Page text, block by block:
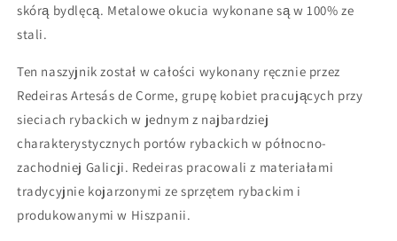
skórą bydlęcą. Metalowe okucia wykonane są w 100% ze
stali.
Ten naszyjnik został w całości wykonany ręcznie przez
Redeiras Artesás de Corme, grupę kobiet pracujących przy
sieciach rybackich w jednym z najbardziej
charakterystycznych portów rybackich w północno-
zachodniej Galicji. Redeiras pracowali z materiałami
tradycyjnie kojarzonymi ze sprzętem rybackim i
produkowanymi w Hiszpanii.